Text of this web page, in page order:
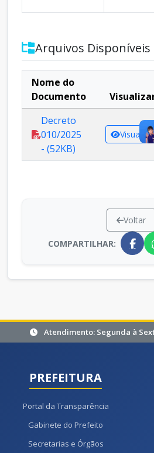
Arquivos Disponíveis
Nome do
Documento
Decreto
010/2025
- (52KB)
Voltar
COMPARTILHAR:
Atendimento: Segunda à
PREFEITURA
Portal da Transparência
Gabinete do Prefeito
Secretarias e Órgãos